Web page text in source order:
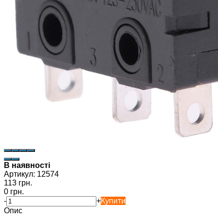
В наявності
Артикул: 12574
113 грн.
0 грн.
-
+Купити
Опис